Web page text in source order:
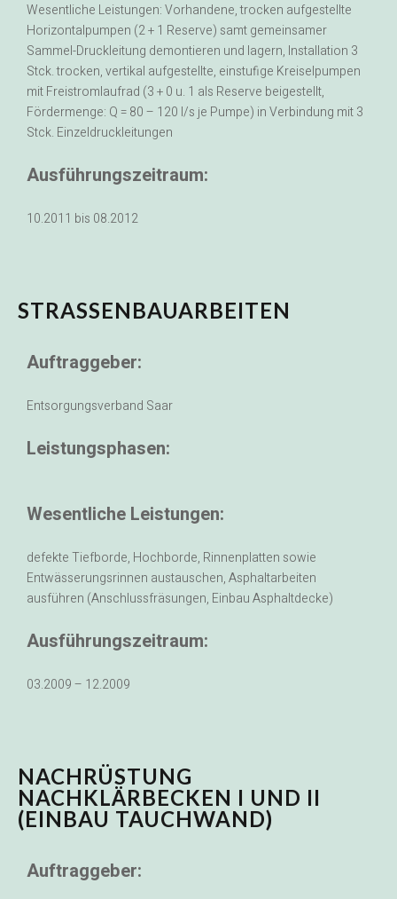
Wesentliche Leistungen: Vorhandene, trocken aufgestellte
Horizontalpumpen (2 + 1 Reserve) samt gemeinsamer
Sammel-Druckleitung demontieren und lagern, Installation 3
Stck. trocken, vertikal aufgestellte, einstufige Kreiselpumpen
mit Freistromlaufrad (3 + 0 u. 1 als Reserve beigestellt,
Fördermenge: Q = 80 – 120 l/s je Pumpe) in Verbindung mit 3
Stck. Einzeldruckleitungen
Ausführungszeitraum:
10.2011 bis 08.2012
STRASSENBAUARBEITEN
Auftraggeber:
Entsorgungsverband Saar
Leistungsphasen:
Wesentliche Leistungen:
defekte Tiefborde, Hochborde, Rinnenplatten sowie
Entwässerungsrinnen austauschen, Asphaltarbeiten
ausführen (Anschlussfräsungen, Einbau Asphaltdecke)
Ausführungszeitraum:
03.2009 – 12.2009
NACHRÜSTUNG
NACHKLÄRBECKEN I UND II
(EINBAU TAUCHWAND)
Auftraggeber: